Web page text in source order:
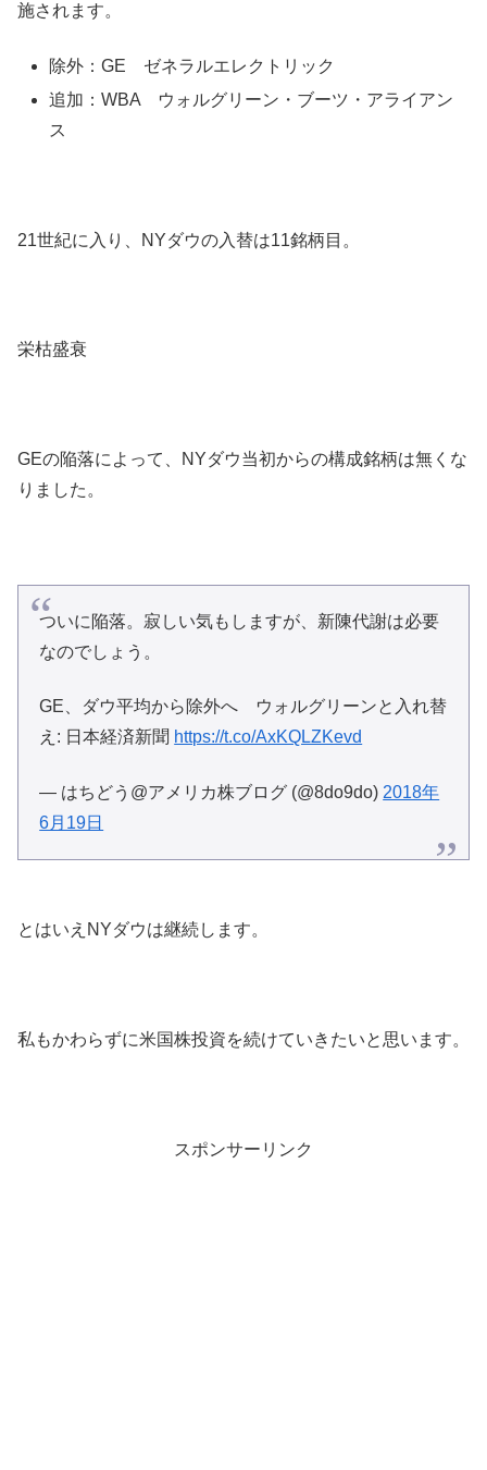
施されます。
除外：GE ゼネラルエレクトリック
追加：WBA ウォルグリーン・ブーツ・アライアン
ス
21世紀に入り、NYダウの入替は11銘柄目。
栄枯盛衰
GEの陥落によって、NYダウ当初からの構成銘柄は無くな
りました。
ついに陥落。寂しい気もしますが、新陳代謝は必要
なのでしょう。
GE、ダウ平均から除外へ ウォルグリーンと入れ替
え: 日本経済新聞 https://t.co/AxKQLZKevd
— はちどう@アメリカ株ブログ (@8do9do) 2018年
6月19日
とはいえNYダウは継続します。
私もかわらずに米国株投資を続けていきたいと思います。
スポンサーリンク